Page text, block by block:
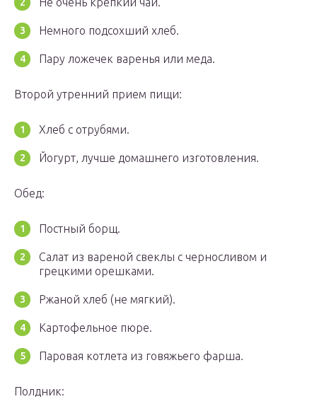
Немного подсохший хлеб.
Пару ложечек варенья или меда.
Второй утренний прием пищи:
Хлеб с отрубями.
Йогурт, лучше домашнего изготовления.
Обед:
Постный борщ.
Салат из вареной свеклы с черносливом и
грецкими орешками.
Ржаной хлеб (не мягкий).
Картофельное пюре.
Паровая котлета из говяжьего фарша.
Полдник: